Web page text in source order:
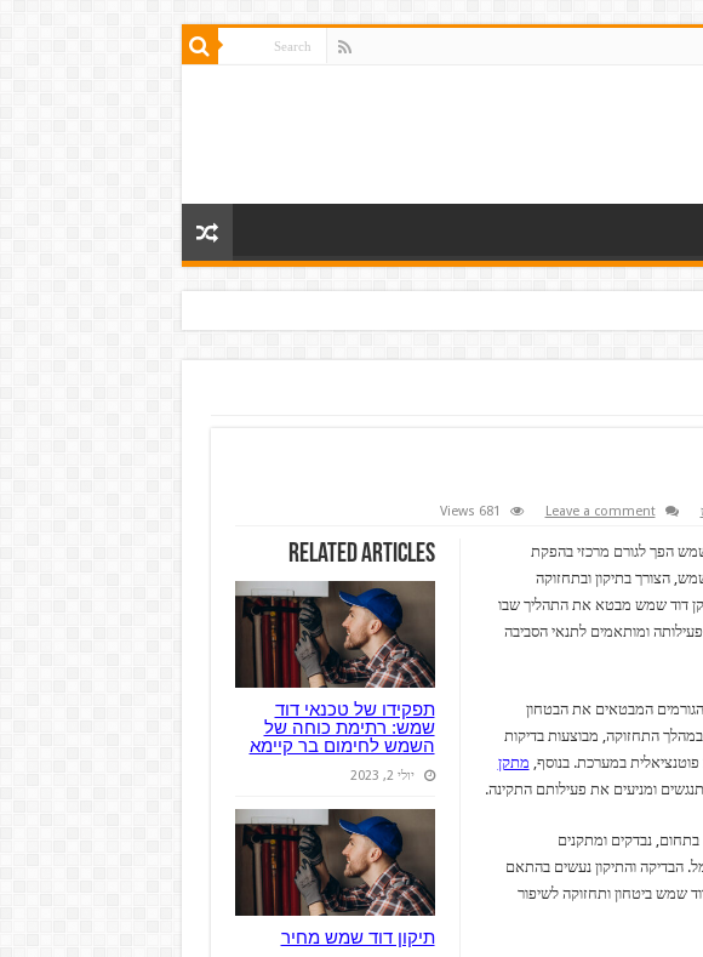
Leave a comment
681 Views
Related Articles
תפקידו של טכנאי דוד
שמש: רתימת כוחה של
השמש לחימום בר קיימא
יולי 2, 2023
תיקון דוד שמש מחיר
הפך לגורם מרכזי בהפקת
הצורך בתיקון ובתחזוקה
דוד שמש מבטא את התהליך שבו
ומותאמים לתנאי הסביבה
המבטאים את הבטחון
התחזוקה, מבוצעות בדיקות
במערכת. בנוסף, מתקן
ומניעים את פעילותם התקינה.
נבדקים ומתקנים
הבדיקה והתיקון נעשים בהתאם
שמש ביטחון ותחזוקה לשיפור